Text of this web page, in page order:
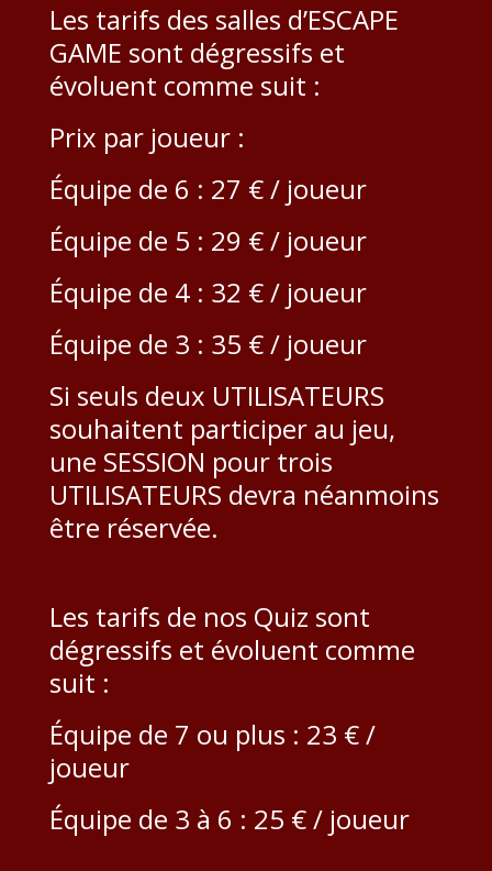
Les tarifs des salles d’ESCAPE
GAME sont dégressifs et
évoluent comme suit :
Prix ​​par joueur :
Équipe de 6 : 27 € / joueur
Équipe de 5 : 29 € / joueur
Équipe de 4 : 32 € / joueur
Équipe de 3 : 35 € / joueur
Si seuls deux UTILISATEURS
souhaitent participer au jeu,
une SESSION pour trois
UTILISATEURS devra néanmoins
être réservée.
Les tarifs de nos Quiz sont
dégressifs et évoluent comme
suit :
Équipe de 7 ou plus : 23 € /
joueur
Équipe de 3 à 6 : 25 € / joueur